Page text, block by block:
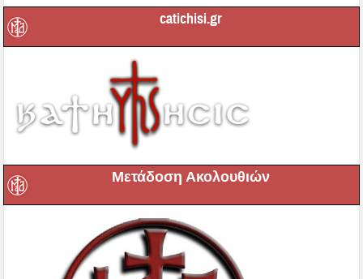
catichisi.gr
Μετάδοση Ακολουθιών